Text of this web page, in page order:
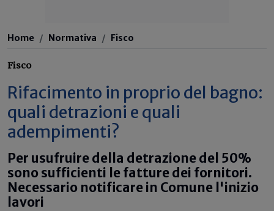
Home Normativa Fisco
Fisco
Rifacimento in proprio del bagno:
quali detrazioni e quali
adempimenti?
Per usufruire della detrazione del 50%
sono sufficienti le fatture dei fornitori.
Necessario notificare in Comune l'inizio
lavori